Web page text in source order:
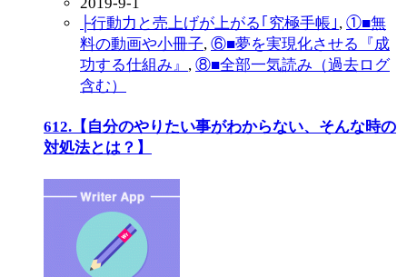
├行動力と売上げが上がる｢究極手帳｣ , ①■無
料の動画や小冊子, ⑥■夢を実現化させる『成
功する仕組み』 , ⑧■全部一気読み（過去ログ
含む）
612.【自分のやりたい事がわからない、そんな時の
対処法とは？】